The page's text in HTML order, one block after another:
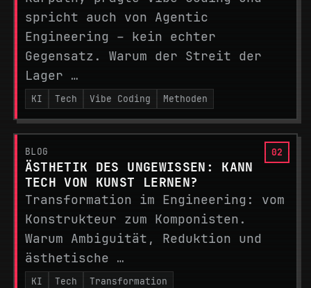
spricht auch von Agentic
Engineering – kein echter
Gegensatz. Warum der Streit der
Lager …
KI Tech Vibe Coding Methoden
BLOG
ÄSTHETIK DES UNGEWISSEN: KANN
TECH VON KUNST LERNEN?
Transformation im Engineering: vom
Konstrukteur zum Komponisten.
Warum Ambiguität, Reduktion und
ästhetische …
KI Tech Transformation